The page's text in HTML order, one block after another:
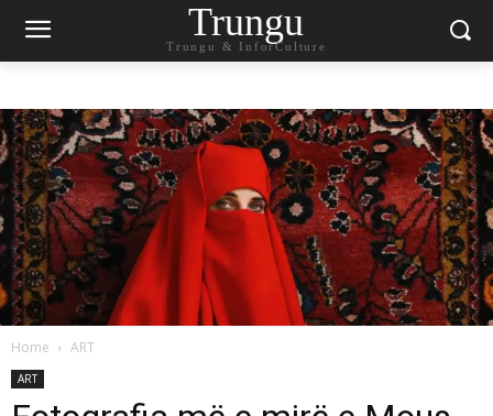
Trungu
Trungu & InforCulture
Home ART
ART